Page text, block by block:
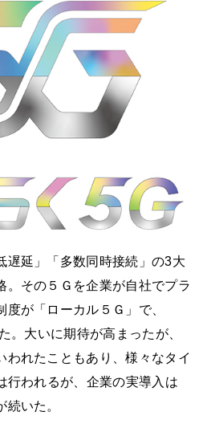
遅延」「多数同時接続」の3大
。その５Ｇを企業が自社でプラ
が「ローカル５Ｇ」で、
。大いに期待が高まったが、
われたこともあり、様々なタイ
行われるが、企業の実導入は
いた。